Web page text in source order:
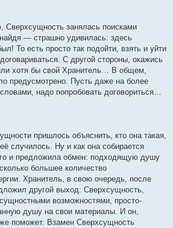
Сверхсущность занялась поисками
— страшно удивилась: здесь
То есть просто так подойти, взять и уйти
С другой стороны, окажись
хотя бы свой Хранитель… В общем,
предусмотрено. Пусть даже на более
надо попробовать договориться…
пришлось объяснить, кто она такая,
случилось. Ну и как она собирается
и предложила обмен: подходящую душу
большее количество
Хранитель, в свою очередь, после
другой выход: Сверхсущность,
возможностями, просто-
душу на свои материалы. И он,
поможет. Взамен Сверхсущность